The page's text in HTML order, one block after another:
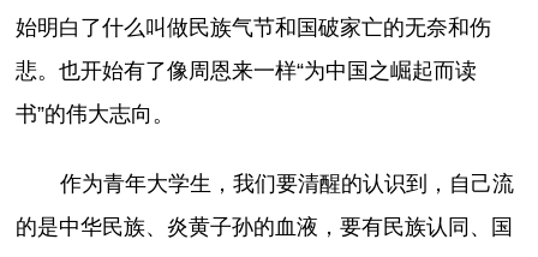
始明白了什么叫做民族气节和国破家亡的无奈和伤
悲。也开始有了像周恩来一样“为中国之崛起而读
书”的伟大志向。
作为青年大学生，我们要清醒的认识到，自己流
的是中华民族、炎黄子孙的血液，要有民族认同、国